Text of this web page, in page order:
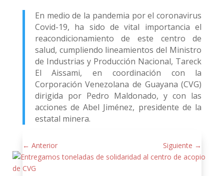
En medio de la pandemia por el coronavirus
Covid-19, ha sido de vital importancia el
reacondicionamiento de este centro de
salud, cumpliendo lineamientos del Ministro
de Industrias y Producción Nacional, Tareck
El Aissami, en coordinación con la
Corporación Venezolana de Guayana (CVG)
dirigida por Pedro Maldonado, y con las
acciones de Abel Jiménez, presidente de la
estatal minera.
← Anterior Siguiente →